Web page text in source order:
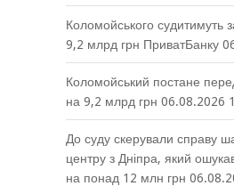
Коломойського судитимуть
9,2 млрд грн ПриватБанку
Коломойський постане
на 9,2 млрд грн 06.08.2026
До суду скерували справу
центру з Дніпра, який
на понад 12 млн грн